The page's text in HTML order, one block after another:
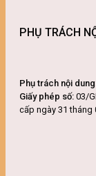
PHỤ TRÁCH
Phụ trách nội
Giấy phép số: 03/
cấp ngày 31 tháng